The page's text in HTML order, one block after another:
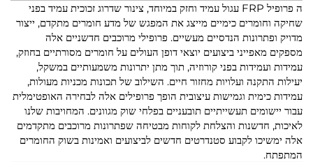
ה
פרופיל FRP עגול עמיד וחזק במיוחד, צינור שדרוג זכוכית עמיד בפני
שחיקה וחומרים כימיים מייצג את המפגש של מדע חומרים מתקדם, ייצור
מדויק ופתרונות הנדסיים מעשיים. פרופילי מרוכבים חדשניים אלה
מספקים מאפייני ביצועים יוצאי דופן העולים על חומרים מסורתיים בחוזק,
עמידות ועמידות בפני קורוזיה, תוך מתן יתרונות משמעותיים במשקל,
יעילות התקנה ועלויות מחזור חיים. השילוב של תכונות מכניות מעולות,
עמידות כימית וגמישות עיצובית הופך פרופילים אלה לבחירה האופטימלית
עבור יישומים תעשייתיים תובעניים בפלחי שוק מגוונים. המחויבות שלנו
לאיכות, חדשנות והצלחת לקוחות מבטיחה שפתרונות מרוכבים מתקדמים
אלה ימשיכו לקבוע סטנדרטים חדשים לביצועים ואמינות בשוק החומרים
המתפתח.